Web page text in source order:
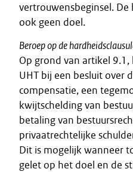
vertrouwensbeginsel.
ook geen doel.
Beroep op de
Op grond van artikel
UHT bij een besluit over
compensatie, een
kwijtschelding van
betaling van
privaatrechtelijke
Dit is mogelijk wanneer
gelet op het doel en de